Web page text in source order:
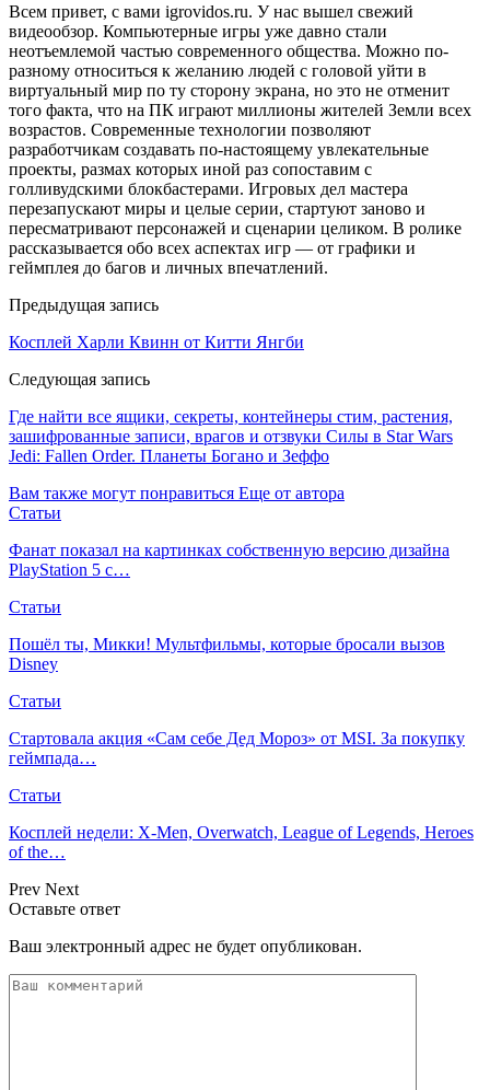
Всем привет, с вами igrovidos.ru. У нас вышел свежий
видеообзор. Компьютерные игры уже давно стали
неотъемлемой частью современного общества. Можно по-
разному относиться к желанию людей с головой уйти в
виртуальный мир по ту сторону экрана, но это не отменит
того факта, что на ПК играют миллионы жителей Земли всех
возрастов. Современные технологии позволяют
разработчикам создавать по-настоящему увлекательные
проекты, размах которых иной раз сопоставим с
голливудскими блокбастерами. Игровых дел мастера
перезапускают миры и целые серии, стартуют заново и
пересматривают персонажей и сценарии целиком. В ролике
рассказывается обо всех аспектах игр — от графики и
геймплея до багов и личных впечатлений.
Предыдущая запись
Косплей Харли Квинн от Китти Янгби
Следующая запись
Где найти все ящики, секреты, контейнеры стим, растения,
зашифрованные записи, врагов и отзвуки Силы в Star Wars
Jedi: Fallen Order. Планеты Богано и Зеффо
Вам также могут понравиться Еще от автора
Статьи
Фанат показал на картинках собственную версию дизайна
PlayStation 5 с…
Статьи
Пошёл ты, Микки! Мультфильмы, которые бросали вызов
Disney
Статьи
Стартовала акция «Сам себе Дед Мороз» от MSI. За покупку
геймпада…
Статьи
Косплей недели: X-Men, Overwatch, League of Legends, Heroes
of the…
Prev Next
Оставьте ответ
Ваш электронный адрес не будет опубликован.